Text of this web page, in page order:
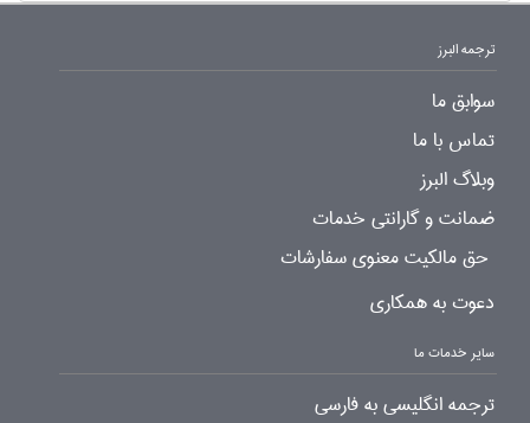
ترجمه البرز
سوابق ما
تماس با ما
وبلاگ البرز
ضمانت و گارانتی خدمات
حق مالکیت معنوی سفارشات
دعوت به همکاری
سایر خدمات ما
ترجمه انگلیسی به فارسی